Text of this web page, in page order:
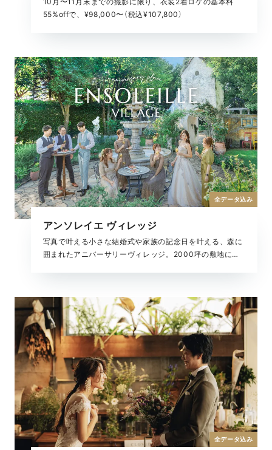
55%offで、¥98,000〜（税込¥107,800）
アンソレイエ ヴィレッジ
写真で叶える小さな結婚式や家族の記念日を叶える、森に
囲まれたアニバーサリーヴィレッジ。2000坪の敷地に広
全データ込み
全データ込み